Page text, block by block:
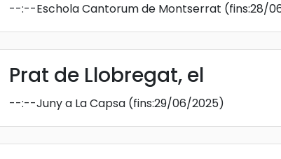
--:--Eschola Cantorum de Montserrat (fins:28/
Prat de Llobregat, el
--:--Juny a La Capsa (fins:29/06/2025)